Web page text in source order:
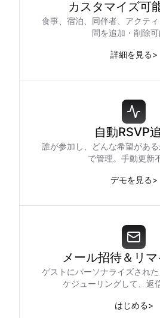
カスタマイズ可
食事、宿泊、同伴者、アクテ
問を追加・削除可
詳細を見る>
自動RSVP
誰が参加し、どんな希望があ
で管理。手動更新
デモを見る>
メール招待＆リ
ゲストにパーソナライズされ
ケジューリングして、返
はじめる>